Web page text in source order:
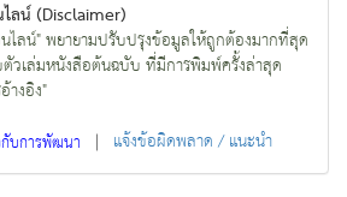
ลน์ (Disclaimer)
ไลน์" พยายามปรับปรุงข้อมูลให้ถูกต้องมากที่สุด
วเล่มหนังสือต้นฉบับ ที่มีการพิมพ์ครั้งล่าสุด
างอิง"
กับการพัฒนา | แจ้งข้อผิดพลาด / แนะนำ